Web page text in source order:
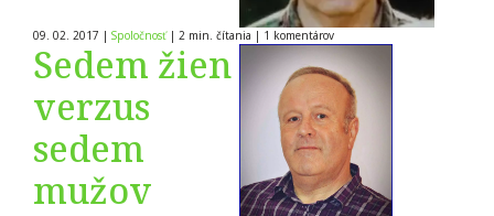
09. 02. 2017 | Spoločnosť | 2 min. čítania | 1 komentárov
Sedem žien
verzus
sedem
mužov